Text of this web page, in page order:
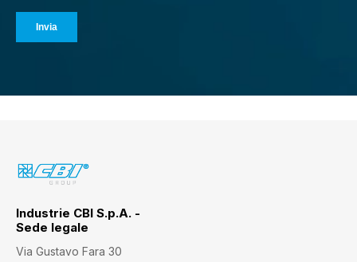
Industrie CBI S.p.A. -
Sede legale
Via Gustavo Fara 30